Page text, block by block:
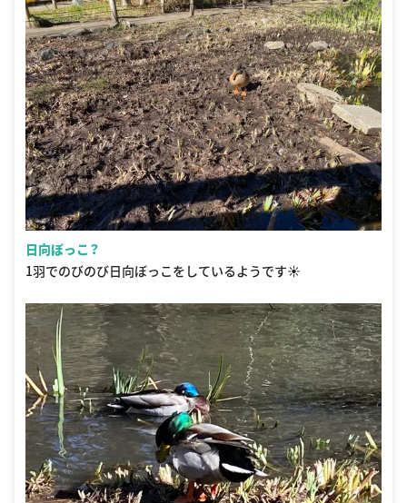
日向ぼっこ？
1羽でのびのび日向ぼっこをしているようです☀️